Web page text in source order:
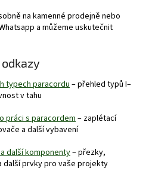
na kamenné prodejně nebo
a můžeme uskutečnit
typech paracordu– přehled typů I–
v tahu
práci s paracordem– zaplétací
a další vybavení
další komponenty– přezky,
další prvky pro vaše projekty